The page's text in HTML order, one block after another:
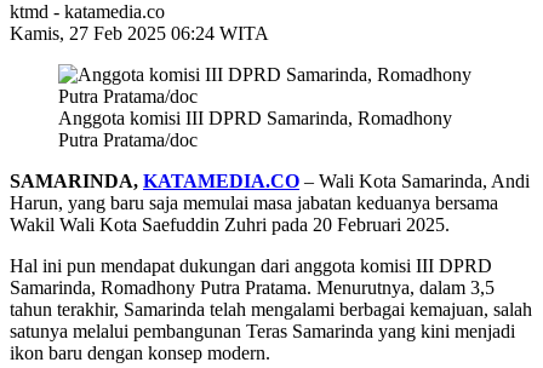
ktmd - katamedia.co
Kamis, 27 Feb 2025 06:24 WITA
Anggota komisi III DPRD Samarinda, Romadhony
Putra Pratama/doc
SAMARINDA, KATAMEDIA.CO – Wali Kota Samarinda, Andi
Harun, yang baru saja memulai masa jabatan keduanya bersama
Wakil Wali Kota Saefuddin Zuhri pada 20 Februari 2025.
Hal ini pun mendapat dukungan dari anggota komisi III DPRD
Samarinda, Romadhony Putra Pratama. Menurutnya, dalam 3,5
tahun terakhir, Samarinda telah mengalami berbagai kemajuan, salah
satunya melalui pembangunan Teras Samarinda yang kini menjadi
ikon baru dengan konsep modern.